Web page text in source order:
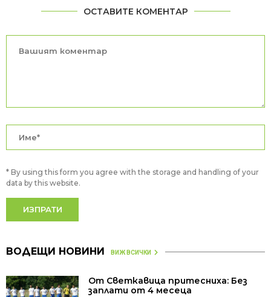
ОСТАВИТЕ КОМЕНТАР
* By using this form you agree with the storage and handling of your
data by this website.
ВОДЕЩИ НОВИНИ ВИЖ ВСИЧКИ
От Светкавица притесниха: Без
заплати от 4 месеца